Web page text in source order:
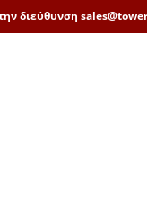
διεύθυνση